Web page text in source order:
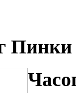
Пинки